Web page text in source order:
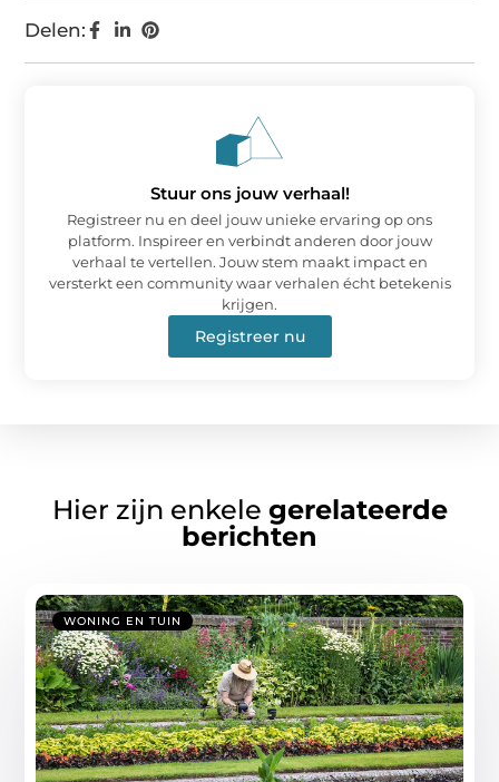
Delen:
Stuur ons jouw verhaal!
Registreer nu en deel jouw unieke ervaring op ons
platform. Inspireer en verbindt anderen door jouw
verhaal te vertellen. Jouw stem maakt impact en
versterkt een community waar verhalen écht betekenis
krijgen.
Registreer nu
Hier zijn enkele gerelateerde
berichten
WONING EN TUIN